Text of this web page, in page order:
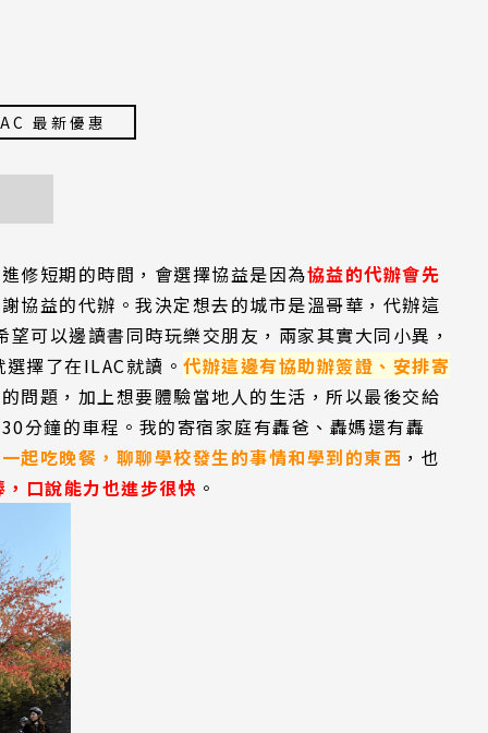
最新優惠
修短期的時間，會選擇協益是因為協益的代辦會先
協益的代辦。我決定想去的城市是溫哥華，代辦這
可以邊讀書同時玩樂交朋友，兩家其實大同小異，
擇了在ILAC就讀。 代辦這邊有協助辦簽證、安排寄
問題，加上想要體驗當地人的生活，所以最後交給
分鐘的車程。我的寄宿家庭有轟爸、轟媽還有轟
起吃晚餐，聊聊學校發生的事情和學到的東西 ，也
口說能力也進步很快 。